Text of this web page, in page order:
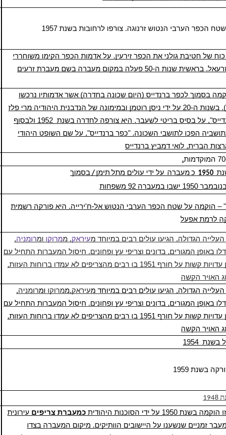
שטח הכפר הערבי הנטוש זרנוגה. צורפו לרחובות בשנת 1957
1948 כבש כוח של חטיבת גולני את הכפר זירעין. על אדמות הכפר הקימו משוחררי
. בראשית שנות ה-50 פעלה במקום מעברה בשם מעברת זרעים
בסמוך לכפר ברנדייס (היום שכונה בחדרה) אשר אדמותיו נרכשו
בשנות ה-20 על ידי ניסן רוטמן ובמימונה של הנדבנית היהודיה מרי פלז .(Fels) עם העלייה הגדולה של שנות
ה-50 הוקמה בסביבה "מעברת ברנדייס", על בסיס בריטי לשעבר. היא צורפה לחדרה בשנת 1952 ולבסוף
שנות ה-60 וחלק מתושביה הפכו לתושבי השכונה. "כפר ברנדייס", על שם השופט היהודי
הברית, לואי דמביץ ברנדייס
המוקדמות
כמעברה על ידי עולים מתלתימן / בסמוך
1950 ישבו במעברה 92 משפחות
– הוקמה על שטח הכפר הערבי הנטוש אל-ח'ירייה. היא פורקה רשמית
לרמת אפעל
עיראק, ממרוקו ומרומניה,
באופן המגורים, בדונים וצריפי עץ ופחונים. חיסול המעברות התחיל עם
בניית השיכונים במורדות ההר. ישנן עדויות קשות על חורף 1951 בו רבים מהצריפים לא עמדו ברוחות העזות,
האויר הקשה
עיראק,ממרוקו ומרומניה,
באופן המגורים, בדונים וצריפי עץ ופחונים. חיסול המעברות התחיל עם
בניית השיכונים במורדות ההר. ישנן עדויות קשות על חורף 1951 בו רבים מהצריפים לא עמדו ברוחות העזות,
האויר הקשה
בשנת 1954
בשנת 1959
1950 על ידי הסוכנות היהודית כמעברת צריפים עירונית
זמניים שנשענו על היישובים הוותיקים. מיקום המעברה בצדו